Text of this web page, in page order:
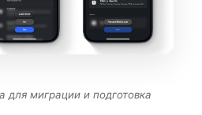
миграции и подготовка